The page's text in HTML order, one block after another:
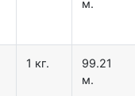
м.
1 кг.
99.21
м.